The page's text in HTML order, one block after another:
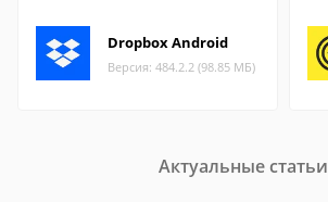
Dropbox Android
Версия: 484.2.2 (98.85 МБ)
Актуальные статьи